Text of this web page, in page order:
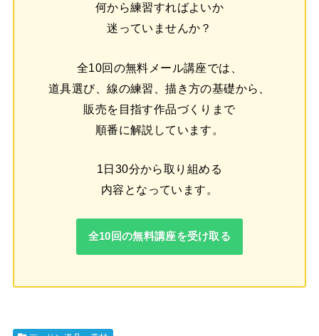
何から練習すればよいか
迷っていませんか？
全10回の無料メール講座では、
道具選び、線の練習、描き方の基礎から、
販売を目指す作品づくりまで
順番に解説しています。
1日30分から取り組める
内容となっています。
全10回の無料講座を受け取る